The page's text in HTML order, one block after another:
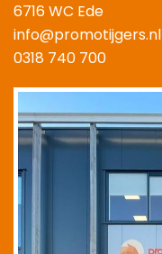
6716 WC Ede
info@promotijgers.nl
0318 740 700